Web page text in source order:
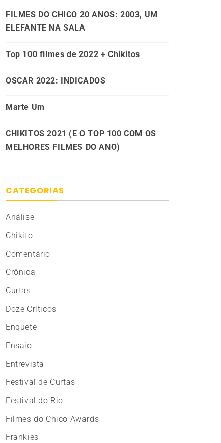
FILMES DO CHICO 20 ANOS: 2003, UM
ELEFANTE NA SALA
Top 100 filmes de 2022 + Chikitos
OSCAR 2022: INDICADOS
Marte Um
CHIKITOS 2021 (E O TOP 100 COM OS
MELHORES FILMES DO ANO)
CATEGORIAS
Análise
Chikito
Comentário
Crônica
Curtas
Doze Críticos
Enquete
Ensaio
Entrevista
Festival de Curtas
Festival do Rio
Filmes do Chico Awards
Frankies